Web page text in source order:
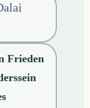
Frieden